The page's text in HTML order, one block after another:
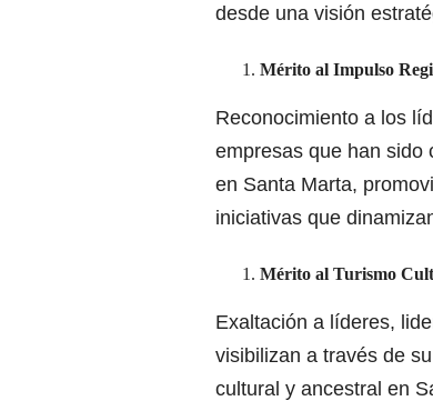
desde una visión
Mérito al Impulso
Reconocimiento a los
empresas que han sido
en Santa Marta,
iniciativas que
Mérito al Turismo
Exaltación a líderes,
visibilizan a través de
cultural y ancestral en